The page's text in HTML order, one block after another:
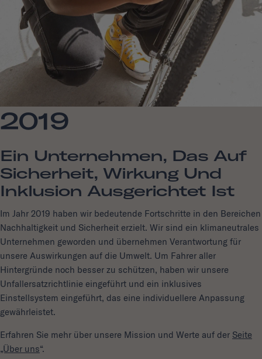
2019
Ein Unternehmen, Das Auf
Sicherheit, Wirkung Und
Inklusion Ausgerichtet Ist
Im Jahr 2019 haben wir bedeutende Fortschritte in den Bereichen
Nachhaltigkeit und Sicherheit erzielt. Wir sind ein klimaneutrales
Unternehmen geworden und übernehmen Verantwortung für
unsere Auswirkungen auf die Umwelt. Um Fahrer aller
Hintergründe noch besser zu schützen, haben wir unsere
Unfallersatzrichtlinie eingeführt und ein inklusives
Einstellsystem eingeführt, das eine individuellere Anpassung
gewährleistet.
Erfahren Sie mehr über unsere Mission und Werte auf der Seite
„Über uns“.